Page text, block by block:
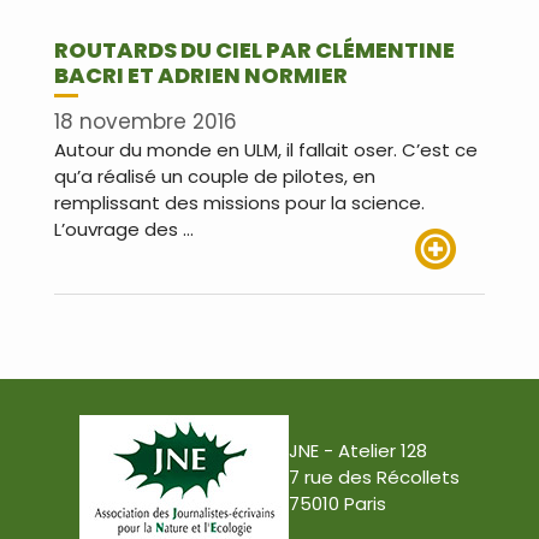
ROUTARDS DU CIEL PAR CLÉMENTINE
BACRI ET ADRIEN NORMIER
18 novembre 2016
Autour du monde en ULM, il fallait oser. C’est ce
qu’a réalisé un couple de pilotes, en
remplissant des missions pour la science.
L’ouvrage des …
JNE - Atelier 128
7 rue des Récollets
75010 Paris